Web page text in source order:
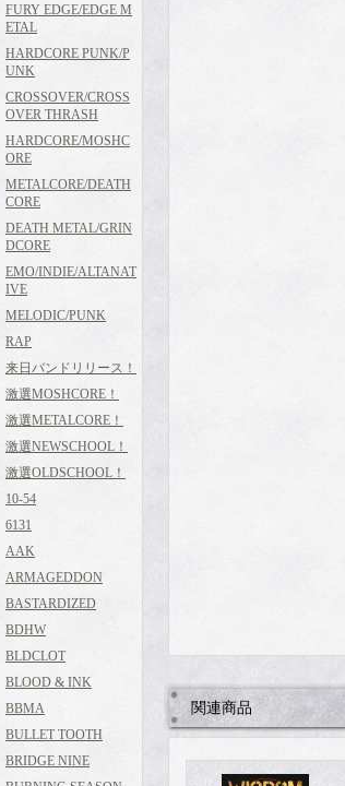
FURY EDGE/EDGE M
ETAL
HARDCORE PUNK/P
UNK
CROSSOVER/CROSS
OVER THRASH
HARDCORE/MOSHC
ORE
METALCORE/DEATH
CORE
DEATH METAL/GRIN
DCORE
EMO/INDIE/ALTANAT
IVE
MELODIC/PUNK
RAP
来日バンドリリース！
激選MOSHCORE！
激選METALCORE！
激選NEWSCHOOL！
激選OLDSCHOOL！
10-54
6131
AAK
ARMAGEDDON
BASTARDIZED
BDHW
BLDCLOT
BLOOD & INK
BBMA
BULLET TOOTH
BRIDGE NINE
関連商品